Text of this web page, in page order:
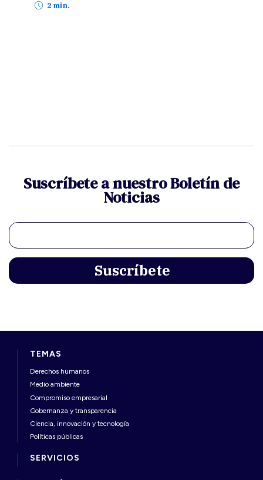
2 min.
Suscríbete a nuestro Boletín de
Noticias
TEMAS
Derechos humanos
Medio ambiente
Compromiso empresarial
Gobernanza y transparencia
Ciencia, innovación y tecnología
Políticas públicas
SERVICIOS